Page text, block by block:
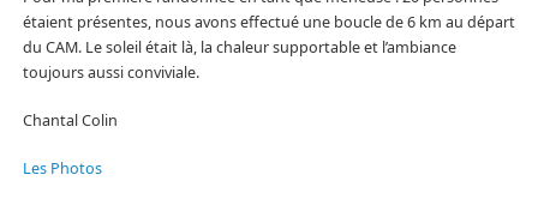
étaient présentes, nous avons effectué une boucle de 6 km au départ
du CAM. Le soleil était là, la chaleur supportable et l’ambiance
toujours aussi conviviale.
Chantal Colin
Les Photos